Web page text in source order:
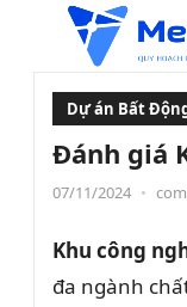
Dự án Bất
Đánh giá
07/11/2024 •
Khu công
đa ngành